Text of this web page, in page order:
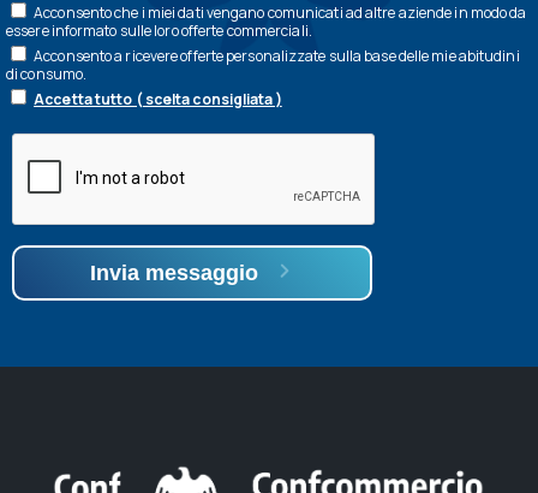
Acconsento che i miei dati vengano comunicati ad altre aziende in modo da
essere informato sulle loro offerte commerciali.
Acconsento a ricevere offerte personalizzate sulla base delle mie abitudini
di consumo.
Accetta tutto ( scelta consigliata )
Invia messaggio